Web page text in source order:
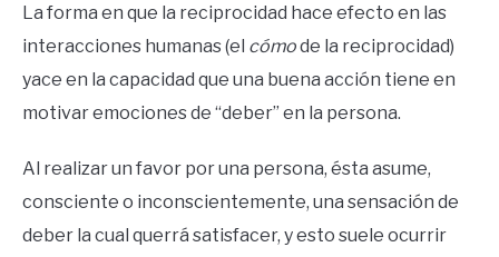
La forma en que la reciprocidad hace efecto en las
interacciones humanas (el cómode la reciprocidad)
yace en la capacidad que una buena acción tiene en
motivar emociones de “deber” en la persona.
Al realizar un favor por una persona, ésta asume,
consciente o inconscientemente, una sensación de
deber la cual querrá satisfacer, y esto suele ocurrir